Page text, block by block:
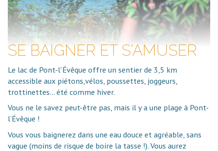
SE BAIGNER ET S'AMUSER
Le lac de Pont-l'Évêque offre un sentier de 3,5 km
accessible aux piétons,vélos, poussettes, joggeurs,
trottinettes… été comme hiver.
Vous ne le savez peut-être pas, mais il y a une plage à Pont-
l’Évêque !
Vous vous baignerez dans une eau douce et agréable, sans
vague (moins de risque de boire la tasse !). Vous aurez